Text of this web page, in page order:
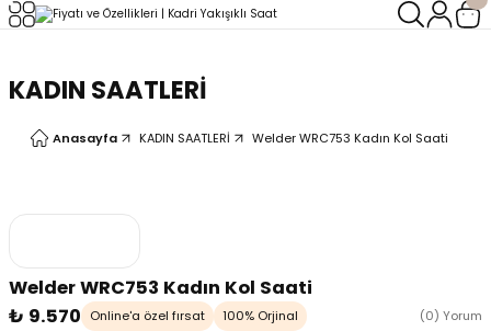
KADIN SAATLERİ
Anasayfa KADIN SAATLERİ Welder WRC753 Kadın Kol Saati
Welder WRC753 Kadın Kol Saati
₺ 9.570
Online'a özel fırsat 100% Orjinal
(0) Yorum
Geri Dön
Geri Dön